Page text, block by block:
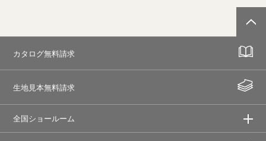
カタログ無料請求
生地見本無料請求
全国ショールーム